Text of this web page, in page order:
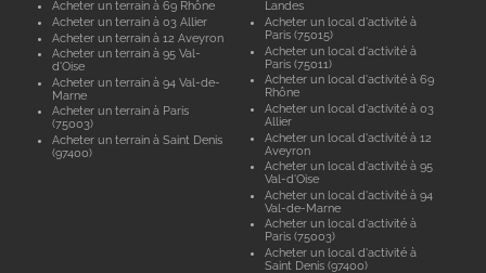
Acheter un terrain à 69 Rhône
Acheter un terrain à 03 Allier
Acheter un terrain à 12 Aveyron
Acheter un terrain à 95 Val-
d'Oise
Acheter un terrain à 94 Val-de-
Marne
Acheter un terrain à Paris
(75003)
Acheter un terrain à Saint Denis
(97400)
Landes
Acheter un local d'activité à
Paris (75015)
Acheter un local d'activité à
Paris (75011)
Acheter un local d'activité à 69
Rhône
Acheter un local d'activité à 03
Allier
Acheter un local d'activité à 12
Aveyron
Acheter un local d'activité à 95
Val-d'Oise
Acheter un local d'activité à 94
Val-de-Marne
Acheter un local d'activité à
Paris (75003)
Acheter un local d'activité à
Saint Denis (97400)